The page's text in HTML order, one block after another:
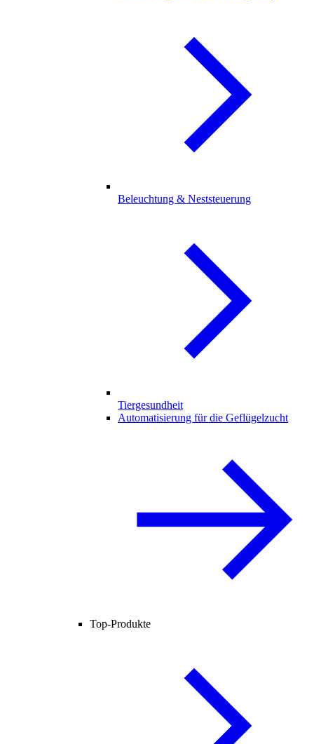
Beleuchtung & Neststeuerung
Tiergesundheit
Automatisierung für die Geflügelzucht
Top-Produkte